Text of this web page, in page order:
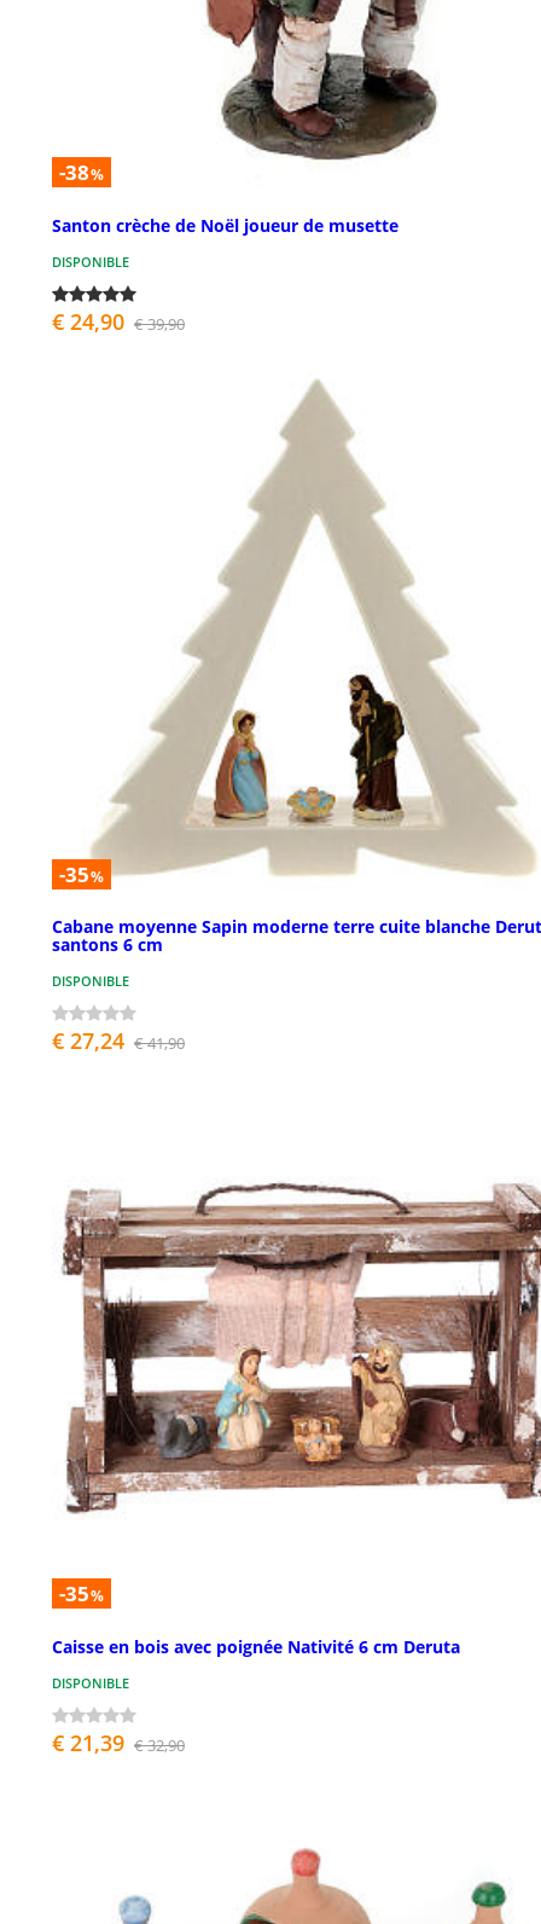
-38%
Santon crèche de Noël joueur de musette
DISPONIBLE
€ 24,90 € 39,90
-35%
Cabane moyenne Sapin moderne terre cuite blanche
santons 6 cm
DISPONIBLE
€ 27,24 € 41,90
-35%
Caisse en bois avec poignée Nativité 6 cm Deruta
DISPONIBLE
€ 21,39 € 32,90